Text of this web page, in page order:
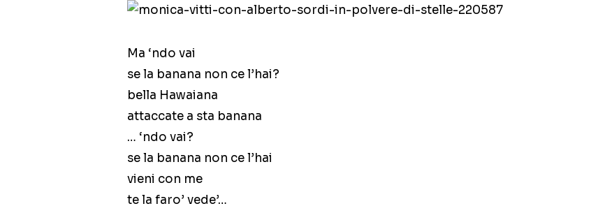
Ma ‘ndo vai
se la banana non ce l’hai?
bella Hawaiana
attaccate a sta banana
… ‘ndo vai?
se la banana non ce l’hai
vieni con me
te la faro’ vede’…